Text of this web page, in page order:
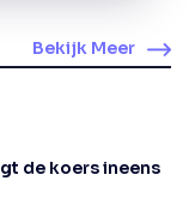
Bekijk Meer
de koers ineens